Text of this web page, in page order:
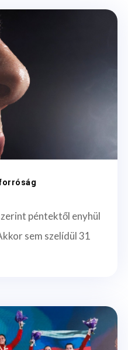
péntektől enyhül
sem szelídül 31